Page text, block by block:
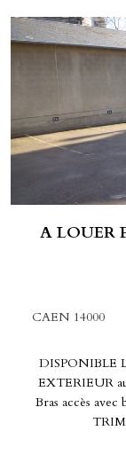
A LOUER
CAEN 14000
DISPONIBLE
EXTERIEUR
Bras accès